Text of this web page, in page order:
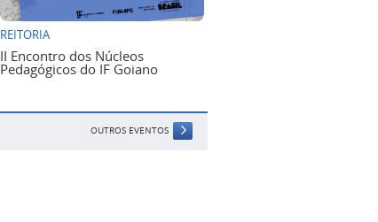
REITORIA
II Encontro dos Núcleos
Pedagógicos do IF Goiano
OUTROS EVENTOS